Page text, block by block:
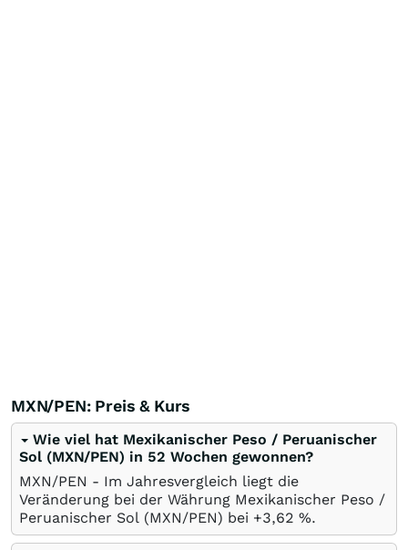
MXN/PEN: Preis & Kurs
Wie viel hat Mexikanischer Peso / Peruanischer
Sol (MXN/PEN) in 52 Wochen gewonnen?
MXN/PEN - Im Jahresvergleich liegt die
Veränderung bei der Währung Mexikanischer Peso /
Peruanischer Sol (MXN/PEN) bei +3,62 %.